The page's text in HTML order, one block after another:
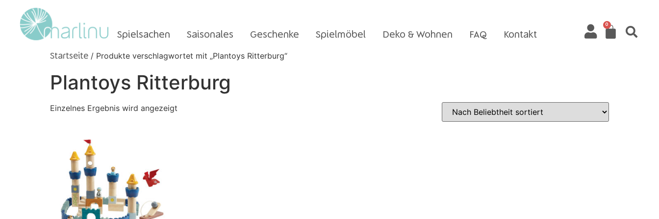
Spielsachen Saisonales Geschenke Spielmöbel Deko & Wohnen FAQ Kontakt
0
Startseite / Produkte verschlagwortet mit „Plantoys Ritterburg“
Plantoys Ritterburg
Einzelnes Ergebnis wird angezeigt